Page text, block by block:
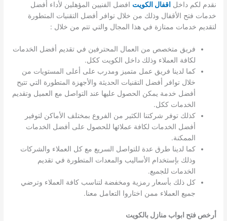
نقدم لكم داخل اقفال الكويت افضل الفنيين المؤهلين لأداء أفضل
خدمات فتح الأقفال وذلك من خلال توافر أفضل التقنيات المتطورة
لتقديم خدمات ممتازة في هذا المجال والتي تتم من خلال :
فريق متخصص من العمال المحترفين في تقديم أفضل الخدمات
لكافة العملاء وذلك داخل الكويت ككل.
كما لدينا فريق عمل متميز ومدرب على أعلى المستويات من
خلال توافر أفضل التقنيات الحديثة والأجهزة المتطورة التي تتيح
أفضل خدمة يمكن الحصول عليها عند التواصل مع العميل وتقديم
الخدمات ككل.
كذلك توفر شركتنا الكثير من الفروع بمختلف الأماكن لتوفير
أفضل الخدمات لكافة عملائها للحصول على أفضل الخدمات
الممكنة.
كما لدينا طرق عدة للتواصل السريع مع كل العملاء والشركات
وذلك بإستخدام الأساليب والمعدات المتطورة في تقديم
الخدمات للجميع.
كل ذلك بأسعار رمزية ومخفضة لتناسب كافة العملاء وترضي
جميع العملاء ممن اختاروا التعامل معنا.
أرخص فتح ابواب منازل بالكويت